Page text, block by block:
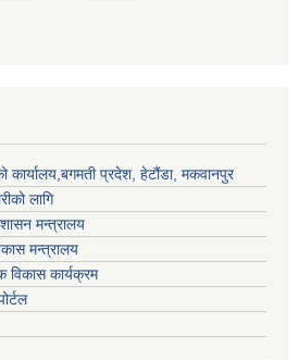
कार्यालय,बगमती प्रदेश, हेटौंडा, मकवानपुर
लागि
मन्त्रालय
मन्त्रालय
विकास कार्यक्रम